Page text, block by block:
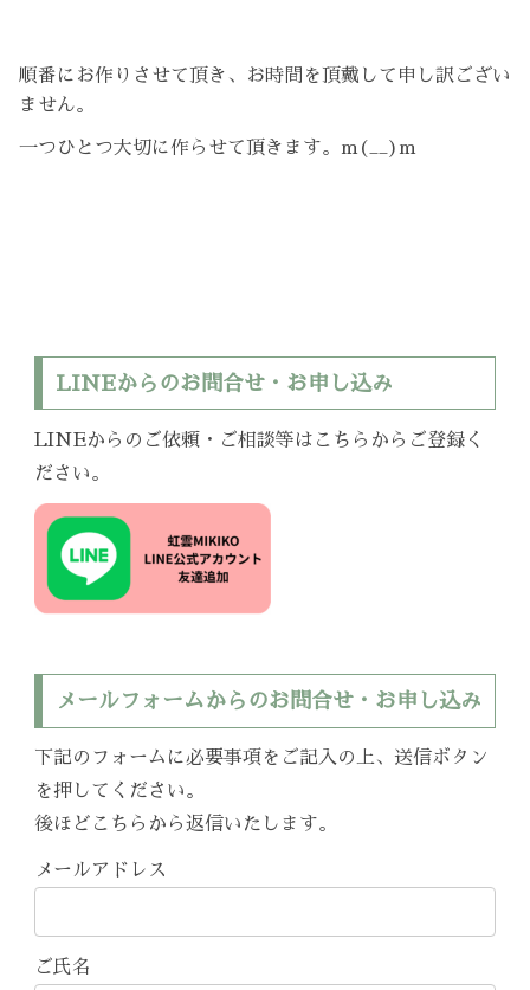
順番にお作りさせて頂き、お時間を頂戴して申し訳ござい
ません。
一つひとつ大切に作らせて頂きます。m(__)m
LINEからのお問合せ・お申し込み
LINEからのご依頼・ご相談等はこちらからご登録く
ださい。
メールフォームからのお問合せ・お申し込み
下記のフォームに必要事項をご記入の上、送信ボタン
を押してください。
後ほどこちらから返信いたします。
メールアドレス
ご氏名